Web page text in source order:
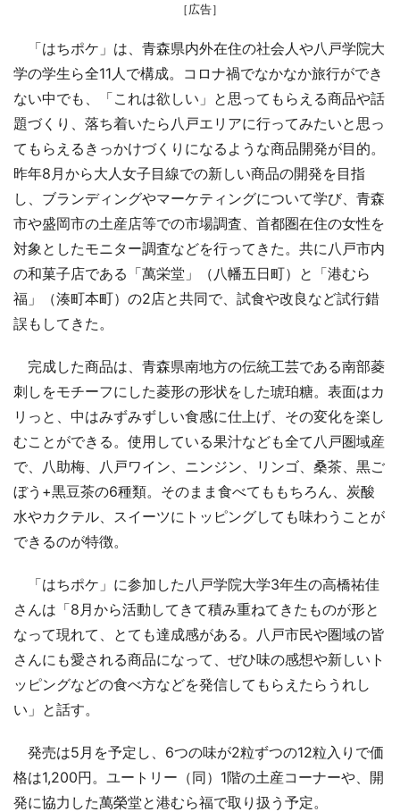
［広告］
「はちポケ」は、青森県内外在住の社会人や八戸学院大
学の学生ら全11人で構成。コロナ禍でなかなか旅行ができ
ない中でも、「これは欲しい」と思ってもらえる商品や話
題づくり、落ち着いたら八戸エリアに行ってみたいと思っ
てもらえるきっかけづくりになるような商品開発が目的。
昨年8月から大人女子目線での新しい商品の開発を目指
し、ブランディングやマーケティングについて学び、青森
市や盛岡市の土産店等での市場調査、首都圏在住の女性を
対象としたモニター調査などを行ってきた。共に八戸市内
の和菓子店である「萬栄堂」（八幡五日町）と「港むら
福」（湊町本町）の2店と共同で、試食や改良など試行錯
誤もしてきた。
完成した商品は、青森県南地方の伝統工芸である南部菱
刺しをモチーフにした菱形の形状をした琥珀糖。表面はカ
リっと、中はみずみずしい食感に仕上げ、その変化を楽し
むことができる。使用している果汁なども全て八戸圏域産
で、八助梅、八戸ワイン、ニンジン、リンゴ、桑茶、黒ご
ぼう+黒豆茶の6種類。そのまま食べてももちろん、炭酸
水やカクテル、スイーツにトッピングしても味わうことが
できるのが特徴。
「はちポケ」に参加した八戸学院大学3年生の高橋祐佳
さんは「8月から活動してきて積み重ねてきたものが形と
なって現れて、とても達成感がある。八戸市民や圏域の皆
さんにも愛される商品になって、ぜひ味の感想や新しいト
ッピングなどの食べ方などを発信してもらえたらうれし
い」と話す。
発売は5月を予定し、6つの味が2粒ずつの12粒入りで価
格は1,200円。ユートリー（同）1階の土産コーナーや、開
発に協力した萬榮堂と港むら福で取り扱う予定。